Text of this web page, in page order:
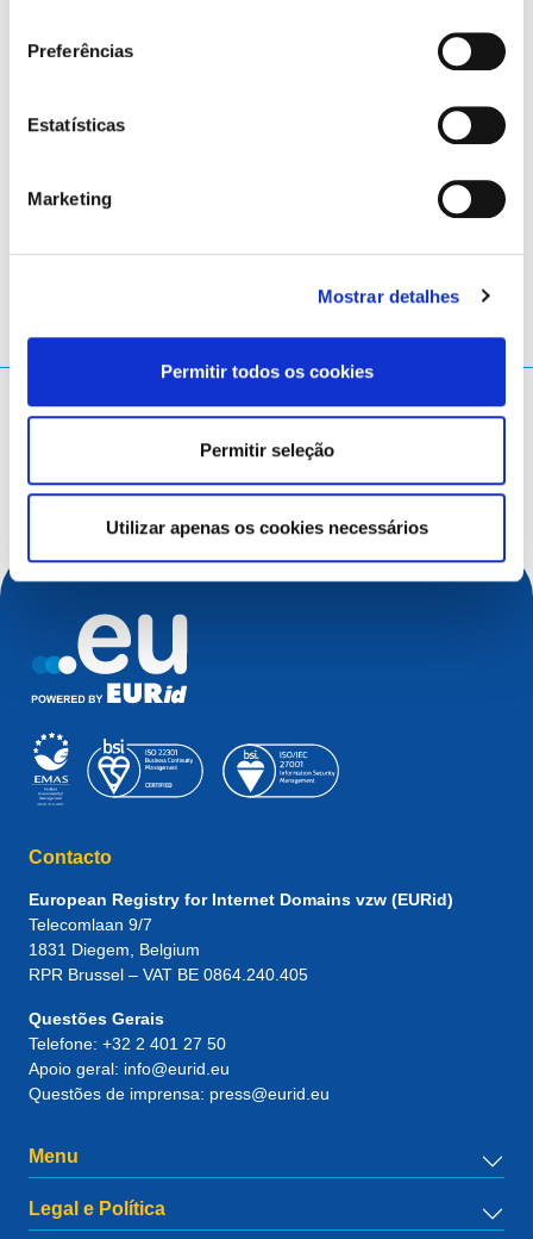
Preferências
Estatísticas
Marketing
Mostrar detalhes
Permitir todos os cookies
Permitir seleção
Utilizar apenas os cookies necessários
Descarregar
O que procura?
Contacto
European Registry for Internet Domains vzw (EURid)
Telecomlaan 9/7
1831 Diegem , Belgium
RPR Brussel – VAT BE 0864.240.405
Questões Gerais
Telefone: +32 2 401 27 50
Apoio geral: info@eurid.eu
Questões de imprensa: press@eurid.eu
Menu
Legal e Política